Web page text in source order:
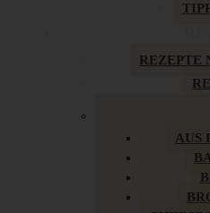
REZEPTE
AUS